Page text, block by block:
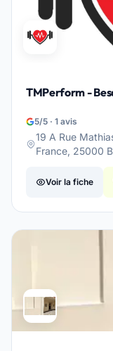
TMPerform -
5/5 · 1 avis
19 A Rue
France, 25000
Voir la fiche